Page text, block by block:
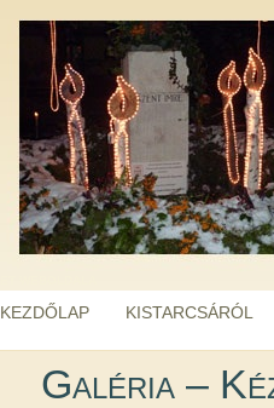
KEZDŐLAP KISTARCSÁRÓL
Galéria –